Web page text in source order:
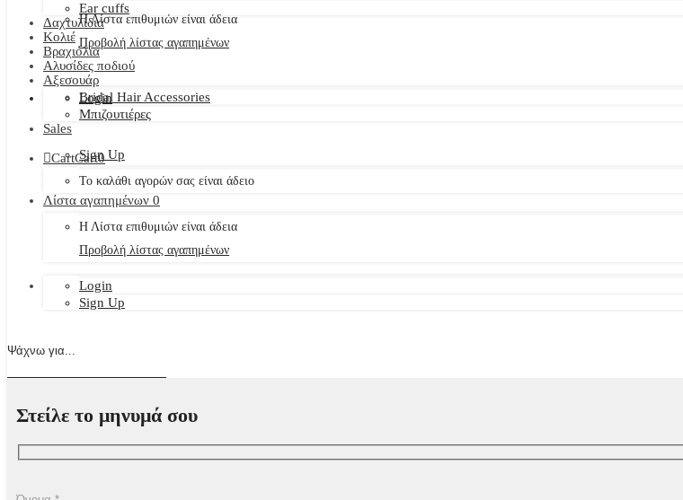
Η Λίστα επιθυμιών είναι άδεια
Προβολή λίστας αγαπημένων
Login
Sign Up
Ear cuffs
Δαχτυλίδια
Κολιέ
Βραχιόλια
Αλυσίδες ποδιού
Αξεσουάρ
Bridal Hair Accessories
Μπιζουτιέρες
Sales
CartCart0
Το καλάθι αγορών σας είναι άδειο
Λίστα αγαπημένων 0
Η Λίστα επιθυμιών είναι άδεια
Προβολή λίστας αγαπημένων
Login
Sign Up
Στείλε το μηνυμά σου